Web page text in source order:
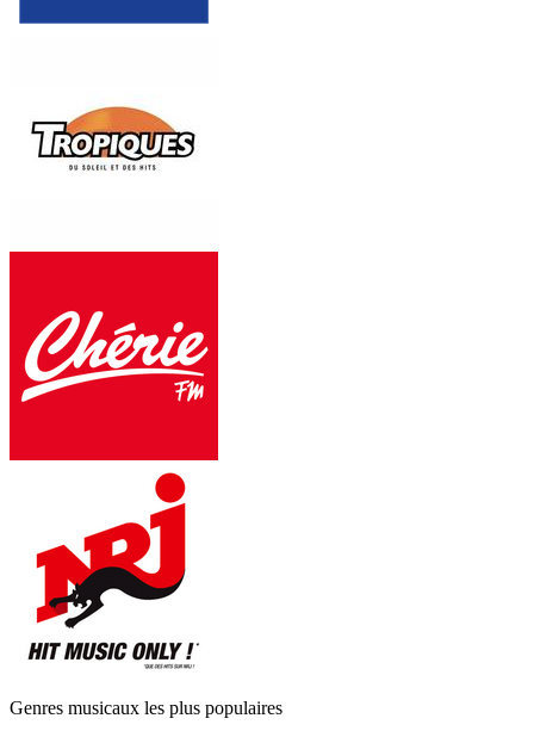
Genres musicaux les plus populaires